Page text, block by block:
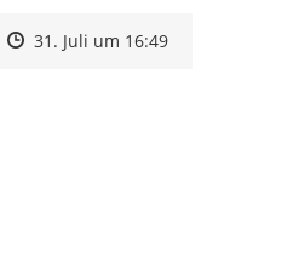
Zeitpunkt des Erstellens
Zeitpunkt des Erstellens
31. Juli um 16:49Zur Äußerung